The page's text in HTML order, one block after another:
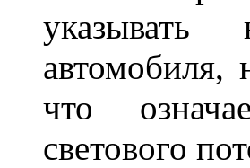
автомобиля,
что
светового